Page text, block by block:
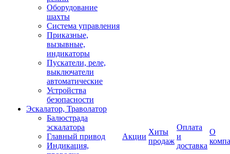
Оборудование
шахты
Система управления
Приказные,
вызывные,
индикаторы
Пускатели, реле,
выключатели
автоматические
Устройства
безопасности
Эскалатор, Траволатор
Балюстрада
эскалатора
Главный привод
Индикация,
Акции
Хиты
продаж
Оплата
и
доставка
О